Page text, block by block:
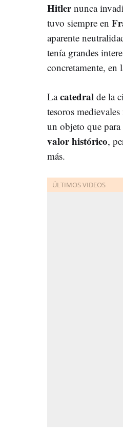
Hitlernunca
tuvo siempre en
aparente
tenía grandes
concretamente, en
Lacatedral de la
tesoros
un objeto que
valor histórico,
más.